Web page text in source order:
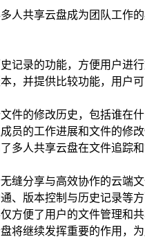
人共享云盘成为团队工作
记录的功能，方便用户进
，并提供比较功能，用户
件的修改历史，包括谁在
员的工作进展和文件的修改
多人共享云盘在文件追踪
缝分享与高效协作的云端
、版本控制与历史记录等
方便了用户的文件管理和
将继续发挥重要的作用，